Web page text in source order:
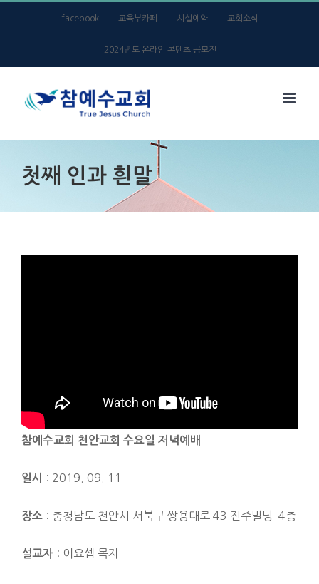
facebook 교육부카페 시설예약 교회소식
2024년도 온라인 콘텐츠 공모전
첫째 인과 흰말
참예수교회 천안교회 수요일 저녁예배
일시 : 2019. 09. 11
장소 : 충청남도 천안시 서북구 쌍용대로 43 진주빌딩 4층
설교자 : 이요셉 목자